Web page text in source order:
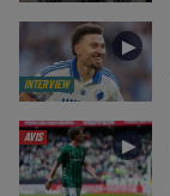
INTERVIEW
►
AVIS ►